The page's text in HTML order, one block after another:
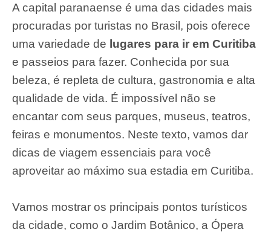
A capital paranaense é uma das cidades mais
procuradas por turistas no Brasil, pois oferece
uma variedade de lugares para ir em Curitiba
e passeios para fazer. Conhecida por sua
beleza, é repleta de cultura, gastronomia e alta
qualidade de vida. É impossível não se
encantar com seus parques, museus, teatros,
feiras e monumentos. Neste texto, vamos dar
dicas de viagem essenciais para você
aproveitar ao máximo sua estadia em Curitiba.
Vamos mostrar os principais pontos turísticos
da cidade, como o Jardim Botânico, a Ópera